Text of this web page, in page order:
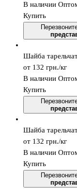
В наличии
Купить
Шайба
от 132 грн./кг
В наличии
Купить
Шайба
от 132 грн./кг
В наличии
Купить